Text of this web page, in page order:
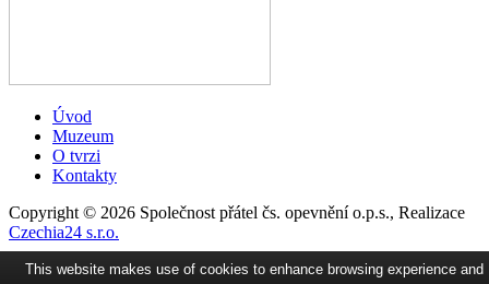
Úvod
Muzeum
O tvrzi
Kontakty
Copyright © 2026 Společnost přátel čs. opevnění o.p.s., Realizace
Czechia24 s.r.o.
This website makes use of cookies to enhance browsing experience and